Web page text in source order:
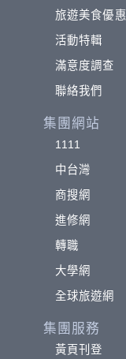
旅遊美食優惠
活動特輯
滿意度調查
聯絡我們
集團網站
1111
中台灣
商搜網
進修網
轉職
大學網
全球旅遊網
集團服務
黃頁刊登